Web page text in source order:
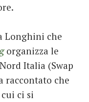
Longhini che
organizza le
Italia (Swap
raccontato che
ci si